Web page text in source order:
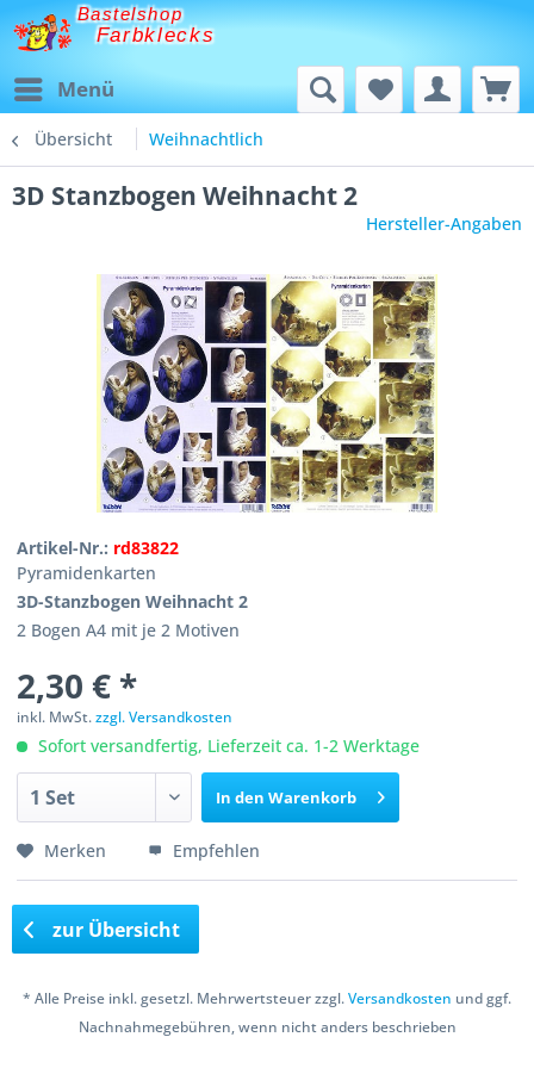
Bastelshop
Farbklecks
Menü
Übersicht Weihnachtlich
3D Stanzbogen Weihnacht 2
Hersteller-Angaben
Artikel-Nr.: rd83822
Pyramidenkarten
3D-Stanzbogen Weihnacht 2
2 Bogen A4 mit je 2 Motiven
2,30 € *
inkl. MwSt.zzgl. Versandkosten
Sofort versandfertig, Lieferzeit ca. 1-2 Werktage
In den Warenkorb
Merken Empfehlen
zur Übersicht
* Alle Preise inkl. gesetzl. Mehrwertsteuer zzgl.Versandkosten und ggf.
Nachnahmegebühren, wenn nicht anders beschrieben